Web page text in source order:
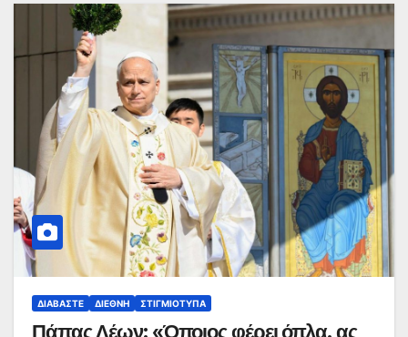
ΔΙΑΒΆΣΤΕ ΔΙΕΘΝΉ ΣΤΙΓΜΙΌΤΥΠΑ